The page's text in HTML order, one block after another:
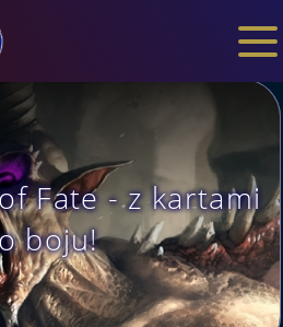
Fate - z kartami
boju!